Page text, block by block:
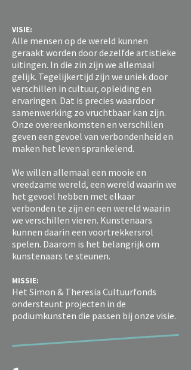
VISIE:
Alle mensen op de wereld kunnen
geraakt worden door dezelfde artistieke
uitingen. In die zin zijn we allemaal
gelijk. Tegelijkertijd zijn we uniek door
verschillen in cultuur, opleiding en
ervaringen. Dat is precies waardoor
samenwerking zo vruchtbaar kan zijn.
Onze overeenkomsten en verschillen
geven een gevoel van verbondenheid en
maken het leven sprankelend.
We willen allemaal een mooie en
vreedzame wereld, een wereld waarin we
het gevoel hebben met elkaar
verbonden te zijn en een wereld waarin
we verschillen vieren. Kunstenaars
kunnen daarin een voortrekkersrol
spelen. Daarom is het belangrijk om
kunstenaars te steunen.
MISSIE:
Het Simon & Theresia Cultuurfonds
ondersteunt projecten in de
podiumkunsten die passen bij onze visie.